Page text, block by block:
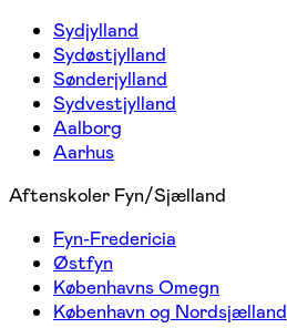
Sydjylland
Sydøstjylland
Sønderjylland
Sydvestjylland
Aalborg
Aarhus
Aftenskoler Fyn/Sjælland
Fyn-Fredericia
Østfyn
Københavns Omegn
København og Nordsjælland